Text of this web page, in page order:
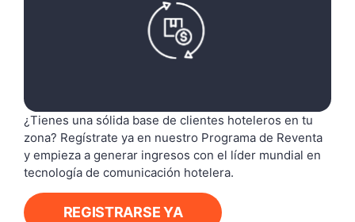
¿Tienes una sólida base de clientes hoteleros en tu
zona? Regístrate ya en nuestro Programa de Reventa
y empieza a generar ingresos con el líder mundial en
tecnología de comunicación hotelera.
REGISTRARSE YA